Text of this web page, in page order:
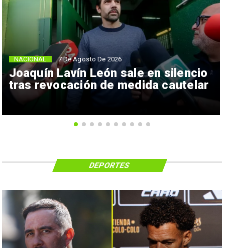
Joaquín Lavín León sale en silencio
tras revocación de medida cautelar
NACIONAL 7 De Agosto De 2026
DEPORTES